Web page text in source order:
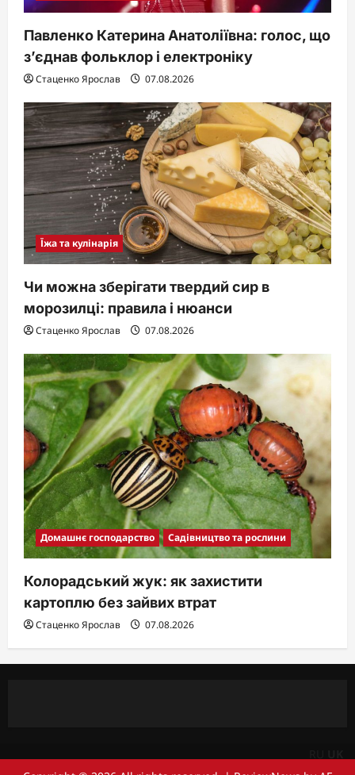
Павленко Катерина Анатоліївна: голос, що
з’єднав фольклор і електроніку
Стаценко Ярослав 07.08.2026
Їжа та кулінарія
Чи можна зберігати твердий сир в
морозилці: правила і нюанси
Стаценко Ярослав 07.08.2026
Домашнє господарство Садівництво та рослини
Колорадський жук: як захистити
картоплю без зайвих втрат
Стаценко Ярослав 07.08.2026